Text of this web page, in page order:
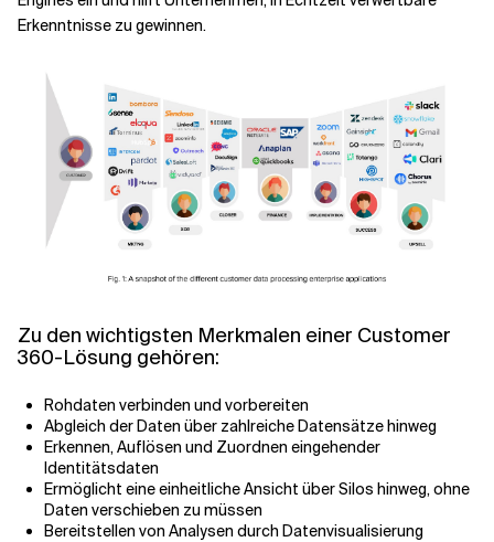
Erkenntnisse zu gewinnen.
Zu den wichtigsten Merkmalen einer Customer
360-Lösung gehören:
Rohdaten verbinden und vorbereiten
Abgleich der Daten über zahlreiche Datensätze hinweg
Erkennen, Auflösen und Zuordnen eingehender
Identitätsdaten
Ermöglicht eine einheitliche Ansicht über Silos hinweg, ohne
Daten verschieben zu müssen
Bereitstellen von Analysen durch Datenvisualisierung